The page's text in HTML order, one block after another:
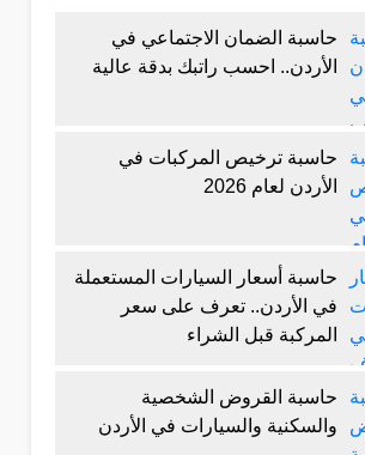
حاسبة الضمان الاجتماعي في
الأردن.. احسب راتبك بدقة عالية
حاسبة ترخيص المركبات في
الأردن لعام 2026
حاسبة أسعار السيارات المستعملة
في الأردن.. تعرف على سعر
المركبة قبل الشراء
حاسبة القروض الشخصية
والسكنية والسيارات في الأردن